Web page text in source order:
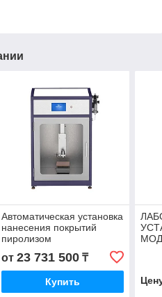
Автоматическая установка
нанесения покрытий
пиролизом
распылением
от 23 731 500₸
Купить